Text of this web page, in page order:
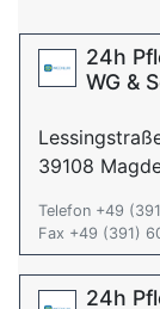
24h
WG &
39108
Telefon +49
Fax +49 (391)
24h